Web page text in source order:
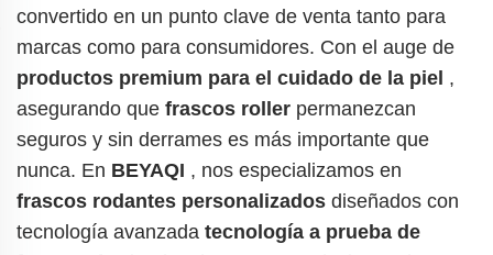
convertido en un punto clave de venta tanto para
marcas como para consumidores. Con el auge de
productos premium para el cuidado de la piel ,
asegurando que frascos roller permanezcan
seguros y sin derrames es más importante que
nunca. En BEYAQI , nos especializamos en
frascos rodantes personalizados diseñados con
tecnología avanzada tecnología a prueba de